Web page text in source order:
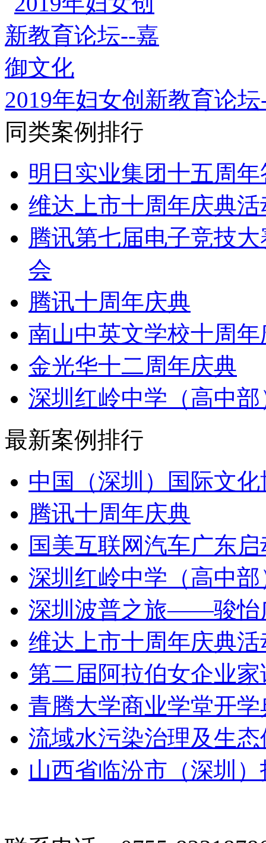
2019年妇女创新教育论
同类案例排行
明日实业集团十五周
维达上市十周年庆典活
腾讯第七届电子竞技
会
腾讯十周年庆典
南山中英文学校十周年
金光华十二周年庆典
深圳红岭中学（高中
最新案例排行
中国（深圳）国际文
腾讯十周年庆典
国美互联网汽车广东
深圳红岭中学（高中
深圳波普之旅——骏怡
维达上市十周年庆典活
第二届阿拉伯女企业
青腾大学商业学堂开学
流域水污染治理及生
山西省临汾市（深圳